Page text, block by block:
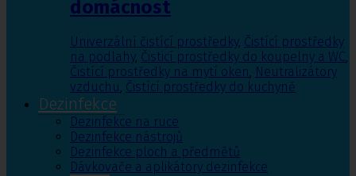
domácnost
Univerzální čistící prostředky, Čistící prostředky
na podlahy, Čisticí prostředky do koupelny a WC,
Čistící prostředky na mytí oken, Neutralizátory
vzduchu, Čistící prostředky do kuchyně
Dezinfekce
Dezinfekce na ruce
Dezinfekce nástrojů
Dezinfekce ploch a předmětů
Dávkovače a aplikátory dezinfekce